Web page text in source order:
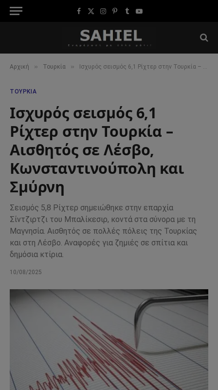
Facebook
X
Instagram
Pinterest
TumblrYouTube
Αρχική » Τουρκία » Ισχυρός σεισμός 6,1 Ρίχτερ στην Τουρκία – Αισθητός σε Λέσβο, Κωνσταντινούπολη και Σμύρνη
ΤΟΥΡΚΊΑ
Ισχυρός σεισμός 6,1
Ρίχτερ στην Τουρκία –
Αισθητός σε Λέσβο,
Κωνσταντινούπολη και
Σμύρνη
Σεισμός 5,8 Ρίχτερ σημειώθηκε στην επαρχία
Σίντζιρτζι του Μπαλίκεσιρ, κοντά στα σύνορα με τη
Μαγνησία. Αισθητός σε πολλές πόλεις της Τουρκίας
και στη Λέσβο. Αναφορές για ζημιές σε σπίτια και
δημόσια κτίρια.
10/08/2025